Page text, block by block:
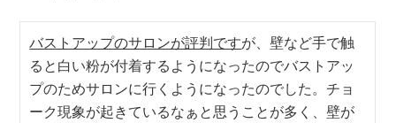
バストアップのサロンが評判ですが、壁など手で触
ると白い粉が付着するようになったのでバストアッ
プのためサロンに行くようになったのでした。チョ
ーク現象が起きているなぁと思うことが多く、壁が